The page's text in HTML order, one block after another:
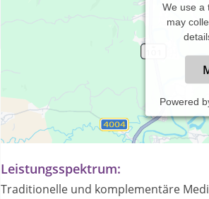
We use a
may
Powered
Praxiszeiten:
nach Vereinbarung
Leistungsspektrum:
Traditionelle und komplementäre